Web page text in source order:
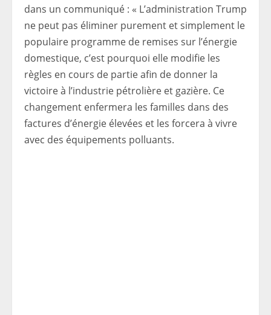
dans un communiqué : « L’administration Trump
ne peut pas éliminer purement et simplement le
populaire programme de remises sur l’énergie
domestique, c’est pourquoi elle modifie les
règles en cours de partie afin de donner la
victoire à l’industrie pétrolière et gazière. Ce
changement enfermera les familles dans des
factures d’énergie élevées et les forcera à vivre
avec des équipements polluants.